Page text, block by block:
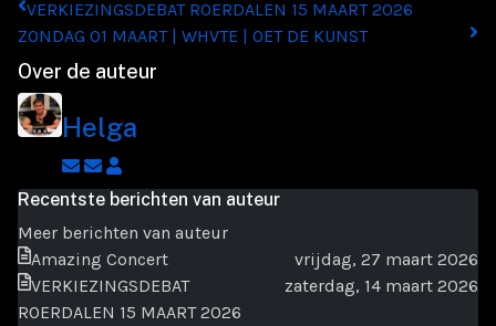
VERKIEZINGSDEBAT ROERDALEN 15 MAART 2026
ZONDAG 01 MAART | WHVTE | OET DE KUNST
Over de auteur
Helga
Abonneer
op
updates
Afmelden
op
van
auteur
Helga
Recentste berichten van auteur
Meer berichten van auteur
vrijdag, 27 maart 2026
Amazing Concert
zaterdag, 14 maart 2026
VERKIEZINGSDEBAT
ROERDALEN 15 MAART 2026